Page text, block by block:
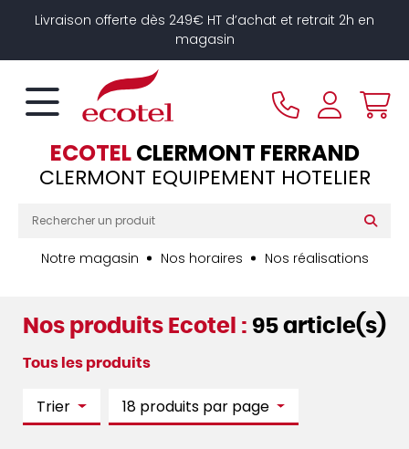
Livraison offerte dès 249€ HT d’achat et retrait 2h en
magasin
ECOTELCLERMONT FERRAND
CLERMONT EQUIPEMENT HOTELIER
Notre magasin Nos horaires Nos réalisations
Nos produits Ecotel : 95 article(s)
Tous les produits
Trier 18 produits par page
Panneau de gestion des cookies